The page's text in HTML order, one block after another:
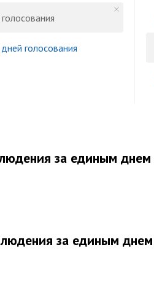
голосования
за единым днем
за единым днем